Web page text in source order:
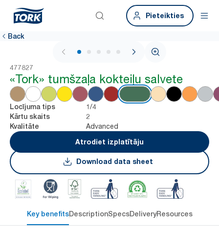
Pieteikties
Back
1 / 5
477827
«Tork» tumšzaļa kokteiļu salvete
Locījuma tips 1/4
Kārtu skaits 2
Kvalitāte
Advanced
Atrodiet izplatītāju
Download data sheet
Key benefitsDescriptionSpecsDeliveryResources